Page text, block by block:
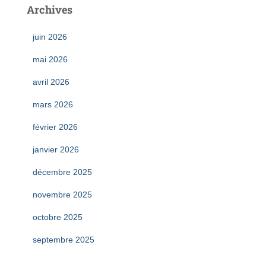
Archives
juin 2026
mai 2026
avril 2026
mars 2026
février 2026
janvier 2026
décembre 2025
novembre 2025
octobre 2025
septembre 2025